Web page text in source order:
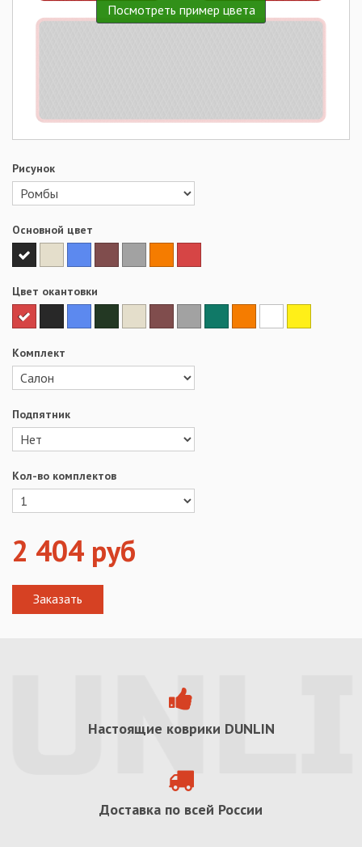
Посмотреть пример цвета
Рисунок
Основной цвет
Цвет окантовки
Комплект
Подпятник
Кол-во комплектов
2 404 руб
Настоящие коврики DUNLIN
Доставка по всей России